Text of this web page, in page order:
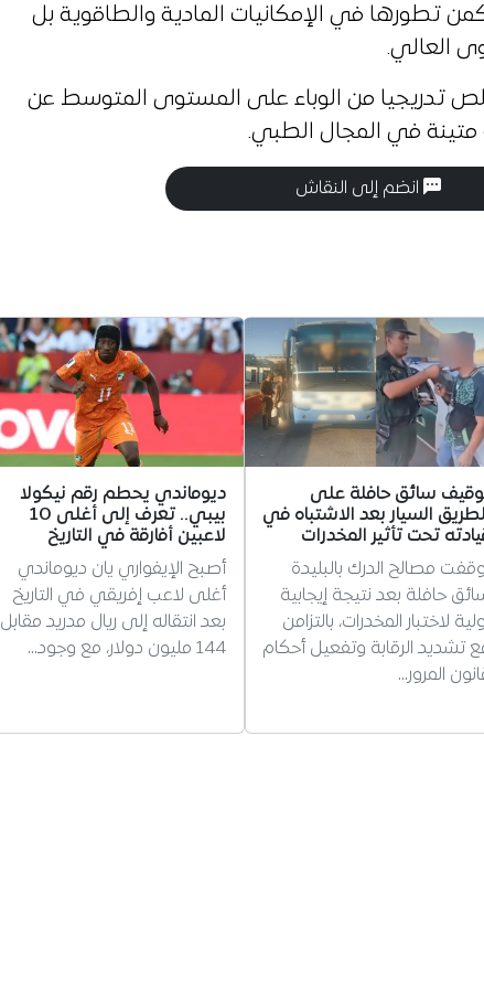
تطورها في الإمكانيات المادية والطاقوية بل
العالي.
تدريجيا من الوباء على المستوى المتوسط عن
متينة في المجال الطبي.
انضم إلى النقاش
سائق حافلة على
السيار بعد الاشتباه في
تحت تأثير المخدرات
مصالح الدرك بالبليدة
حافلة بعد نتيجة إيجابية
لاختبار المخدرات، بالتزامن
تشديد الرقابة وتفعيل أحكام
المرور…
ديوماندي يحطم رقم نيكولا
بيبي.. تعرف إلى أغلى 10
لاعبين أفارقة في التاريخ
أصبح الإيفواري يان ديوماندي
أغلى لاعب إفريقي في التاريخ
بعد انتقاله إلى ريال مدريد مقابل
144 مليون دولار، مع وجود…